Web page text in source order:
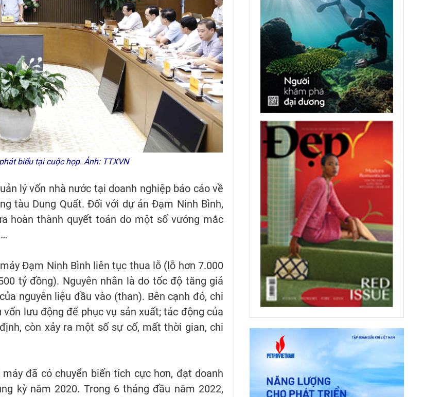
biểu tại cuộc họp. Ảnh: TTXVN
lý vốn nhà nước tại doanh nghiệp báo cáo về
tàu Dung Quất. Đối với dự án Đạm Ninh Bình,
hoàn thành quyết toán do một số vướng mắc
Đạm Ninh Bình liên tục thua lỗ (lỗ hơn 7.000
tỷ đồng). Nguyên nhân là do tốc độ tăng giá
nguyên liệu đầu vào (than). Bên cạnh đó, chi
lưu động để phục vụ sản xuất; tác động của
còn xảy ra một số sự cố, mất thời gian, chi
đã có chuyển biến tích cực hơn, đạt doanh
kỳ năm 2020. Trong 6 tháng đầu năm 2022,